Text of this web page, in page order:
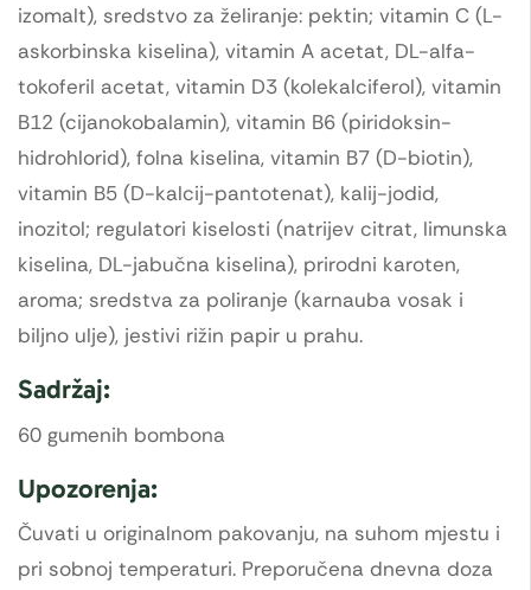
izomalt), sredstvo za želiranje: pektin; vitamin C (L-
askorbinska kiselina), vitamin A acetat, DL-alfa-
tokoferil acetat, vitamin D3 (kolekalciferol), vitamin
B12 (cijanokobalamin), vitamin B6 (piridoksin-
hidrohlorid), folna kiselina, vitamin B7 (D-biotin),
vitamin B5 (D-kalcij-pantotenat), kalij-jodid,
inozitol; regulatori kiselosti (natrijev citrat, limunska
kiselina, DL-jabučna kiselina), prirodni karoten,
aroma; sredstva za poliranje (karnauba vosak i
biljno ulje), jestivi rižin papir u prahu.
Sadržaj:
60 gumenih bombona
Upozorenja:
Čuvati u originalnom pakovanju, na suhom mjestu i
pri sobnoj temperaturi. Preporučena dnevna doza